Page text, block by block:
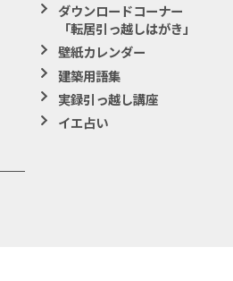
ダウンロードコーナー
「転居引っ越しはがき」
壁紙カレンダー
建築用語集
実録引っ越し講座
イエ占い